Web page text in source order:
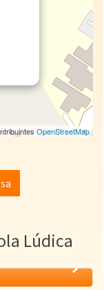
OpenStreetMap
Lúdica